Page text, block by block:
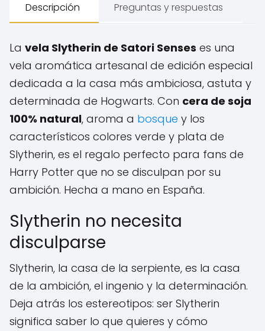
cantidad
Descripción Preguntas y respuestas
La vela Slytherin de Satori Senses es una
vela aromática artesanal de edición especial
dedicada a la casa más ambiciosa, astuta y
determinada de Hogwarts. Con cera de soja
100% natural, aroma a bosque y los
característicos colores verde y plata de
Slytherin, es el regalo perfecto para fans de
Harry Potter que no se disculpan por su
ambición. Hecha a mano en España.
Slytherin no necesita
disculparse
Slytherin, la casa de la serpiente, es la casa
de la ambición, el ingenio y la determinación.
Deja atrás los estereotipos: ser Slytherin
significa saber lo que quieres y cómo